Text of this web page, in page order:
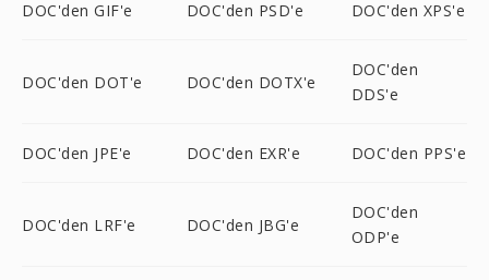
DOC'den GIF'e DOC'den PSD'e DOC'den XPS'e
DOC'den DOT'e DOC'den DOTX'e
DOC'den
DDS'e
DOC'den JPE'e DOC'den EXR'e DOC'den PPS'e
DOC'den LRF'e DOC'den JBG'e
DOC'den
ODP'e